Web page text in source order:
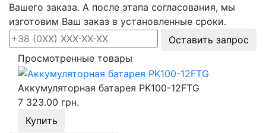
Вашего заказа. А после этапа согласования, мы
изготовим Ваш заказ в установленные сроки.
Оставить запрос
Просмотренные товары
Аккумуляторная батарея PK100-12FTG
7 323.00 грн.
Купить